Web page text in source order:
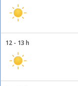
12 - 13 h